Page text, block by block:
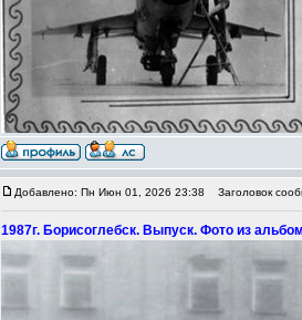
Добавлено: Пн Июн 01, 2026 23:38 Заголовок
1987г. Борисоглебск. Выпуск. Фото из